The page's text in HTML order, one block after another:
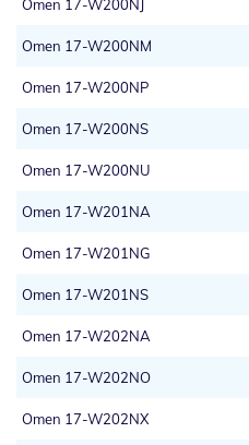
Omen 17-W200NJ
Omen 17-W200NM
Omen 17-W200NP
Omen 17-W200NS
Omen 17-W200NU
Omen 17-W201NA
Omen 17-W201NG
Omen 17-W201NS
Omen 17-W202NA
Omen 17-W202NO
Omen 17-W202NX